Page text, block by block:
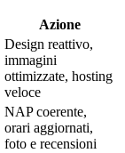
Azione
Design reattivo,
immagini
ottimizzate, hosting
veloce
NAP coerente,
orari aggiornati,
foto e recensioni